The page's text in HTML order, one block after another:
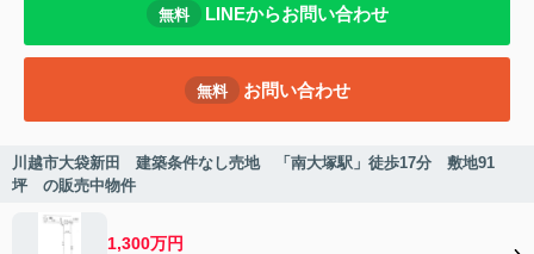
無料 LINEからお問い合わせ
無料 お問い合わせ
川越市大袋新田 建築条件なし売地 「南大塚駅」徒歩17分 敷地91
坪 の販売中物件
1,300万円